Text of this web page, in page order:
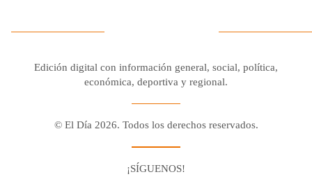
Edición digital con información general, social, política,
económica, deportiva y regional.
© El Día 2026. Todos los derechos reservados.
¡SÍGUENOS!